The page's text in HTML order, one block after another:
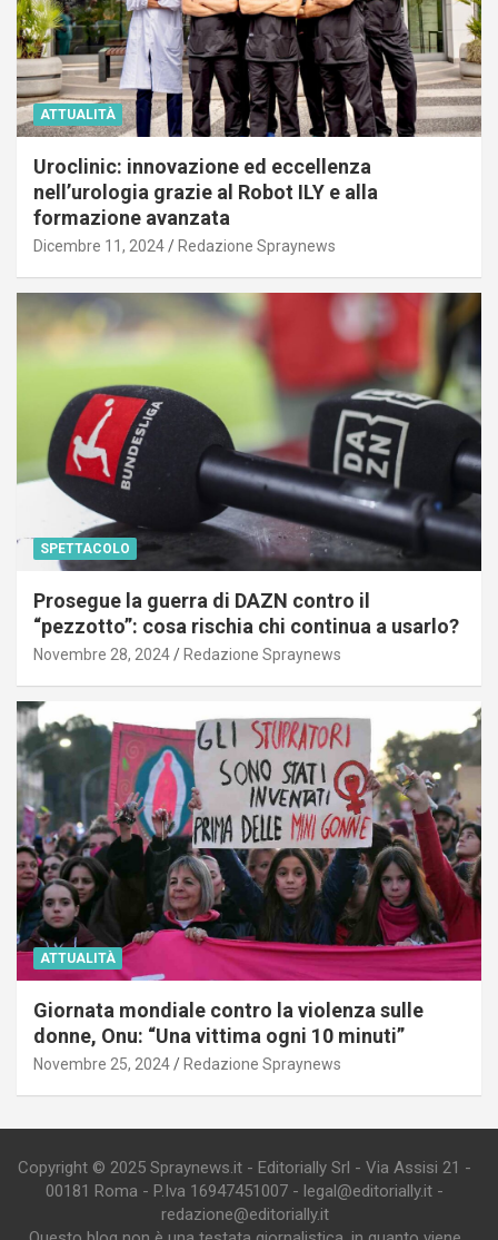
ATTUALITÀ
Uroclinic: innovazione ed eccellenza
nell’urologia grazie al Robot ILY e alla
formazione avanzata
Dicembre 11, 2024 Redazione Spraynews
SPETTACOLO
Prosegue la guerra di DAZN contro il
“pezzotto”: cosa rischia chi continua a usarlo?
Novembre 28, 2024 Redazione Spraynews
ATTUALITÀ
Giornata mondiale contro la violenza sulle
donne, Onu: “Una vittima ogni 10 minuti”
Novembre 25, 2024 Redazione Spraynews
Copyright © 2025 Spraynews.it - Editorially Srl - Via Assisi 21 -
00181 Roma - P.Iva 16947451007 - legal@editorially.it -
redazione@editorially.it